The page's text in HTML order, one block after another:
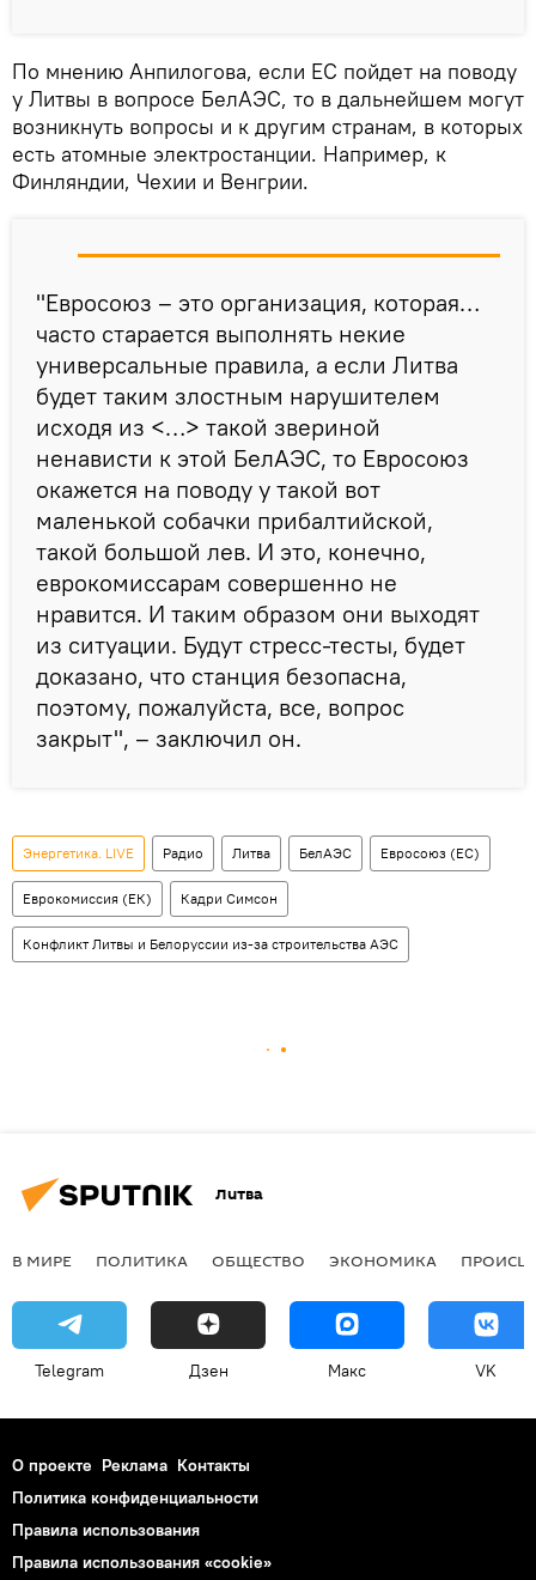
По мнению Анпилогова, если ЕС пойдет на поводу
у Литвы в вопросе БелАЭС, то в дальнейшем могут
возникнуть вопросы и к другим странам, в которых
есть атомные электростанции. Например, к
Финляндии, Чехии и Венгрии.
"Евросоюз – это организация, которая…
часто старается выполнять некие
универсальные правила, а если Литва
будет таким злостным нарушителем
исходя из <…> такой звериной
ненависти к этой БелАЭС, то Евросоюз
окажется на поводу у такой вот
маленькой собачки прибалтийской,
такой большой лев. И это, конечно,
еврокомиссарам совершенно не
нравится. И таким образом они выходят
из ситуации. Будут стресс-тесты, будет
доказано, что станция безопасна,
поэтому, пожалуйста, все, вопрос
закрыт", – заключил он.
Энергетика. LIVE Радио Литва БелАЭС Евросоюз (ЕС)
Еврокомиссия (ЕК) Кадри Симсон
Конфликт Литвы и Белоруссии из-за строительства АЭС
Литва
В МИРЕ ПОЛИТИКА ОБЩЕСТВО ЭКОНОМИКА
Telegram Дзен Макс VK
О проекте Реклама Контакты
Политика конфиденциальности
Правила использования
Правила использования «cookie»